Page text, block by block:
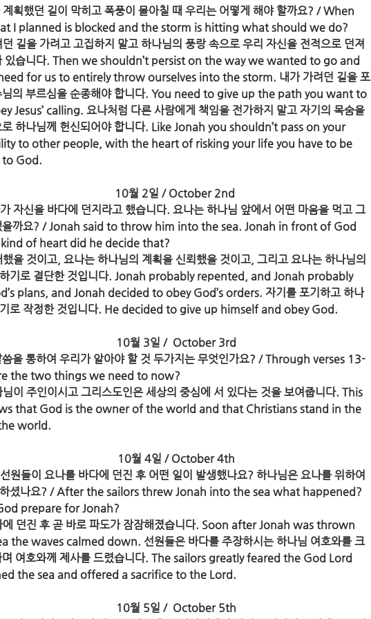
획했던 길이 막히고 폭풍이 몰아칠 때 우리는 어떻게 해야 할까요? / When
that I planned is blocked and the storm is hitting what should we do?
길을 가려고 고집하지 말고 하나님의 풍랑 속으로 우리 자신을 전적으로 던져
요가 있습니다. Then we shouldn’t persist on the way we wanted to go and
a need for us to entirely throw ourselves into the storm. 내가 가려던 길을 포
예수님의 부르심을 순종해야 합니다. You need to give up the path you want to
obey Jesus’ calling. 요나처럼 다른 사람에게 책임을 전가하지 말고 자기의 목숨을
음으로 하나님께 헌신되어야 합니다. Like Jonah you shouldn’t pass on your
to other people, with the heart of risking your life you have to be
to God.
10월 2일 / October 2nd
자신을 바다에 던지라고 했습니다. 요나는 하나님 앞에서 어떤 마음을 먹고 그
했을까요? / Jonah said to throw him into the sea. Jonah in front of God
kind of heart did he decide that?
을 것이고, 요나는 하나님의 계획을 신뢰했을 것이고, 그리고 요나는 하나님의
순종하기로 결단한 것입니다. Jonah probably repented, and Jonah probably
God’s plans, and Jonah decided to obey God’s orders. 자기를 포기하고 하나
하기로 작정한 것입니다. He decided to give up himself and obey God.
10월 3일 /  October 3rd
을 통하여 우리가 알아야 할 것 두가지는 무엇인가요? / Through verses 13-
are the two things we need to now?
이 주인이시고 그리스도인은 세상의 중심에 서 있다는 것을 보여줍니다. This
that God is the owner of the world and that Christians stand in the
the world.
10월 4일 / October 4th
들이 요나를 바다에 던진 후 어떤 일이 발생했나요? 하나님은 요나를 위하여
준비하셨나요? / After the sailors threw Jonah into the sea what happened?
God prepare for Jonah?
에 던진 후 곧 바로 파도가 잠잠해졌습니다. Soon after Jonah was thrown
sea the waves calmed down. 선원들은 바다를 주장하시는 하나님 여호와를 크
워하며 여호와께 제사를 드렸습니다. The sailors greatly feared the God Lord
the sea and offered a sacrifice to the Lord.
10월 5일 /  October 5th